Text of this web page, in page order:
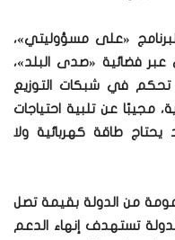
«على مسؤوليتي»،
فضائية «صدى البلد»،
تحكم في شبكات التوزيع
مجيبًا عن تلبية احتياجات
يحتاج طاقة كهربائية ولا
من الدولة بقيمة تصل
الدولة تستهدف إنهاء الدعم